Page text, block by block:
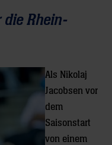
die Rhein-
Als Nikolaj
Jacobsen vor
dem
Saisonstart
von einem